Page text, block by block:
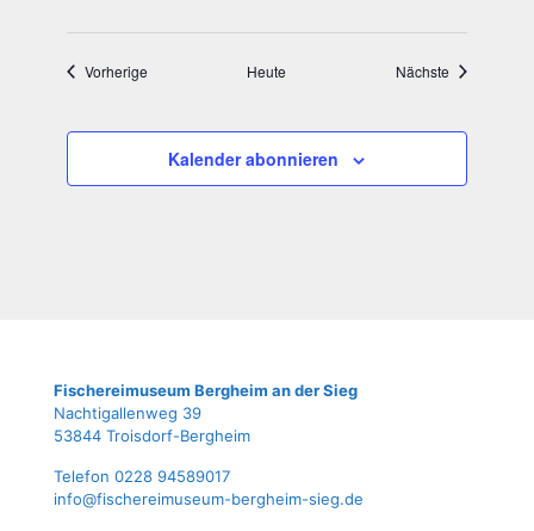
Vorherige VeranstaltungenHeute Nächste
Kalender abonnieren
Fische­rei­mu­se­um Berg­heim an der Sieg
Nach­ti­gal­len­weg 39
53844 Troisdorf-Bergheim
Tele­fon 0228 94589017
info@fischereimuseum-bergheim-sieg.de